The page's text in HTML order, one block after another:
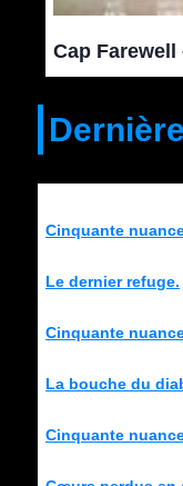
Cap Farewell
Cinquante
Le dernier refuge.
Cinquante
La bouche du
Cinquante